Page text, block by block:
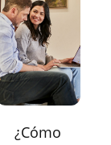
¿Cómo